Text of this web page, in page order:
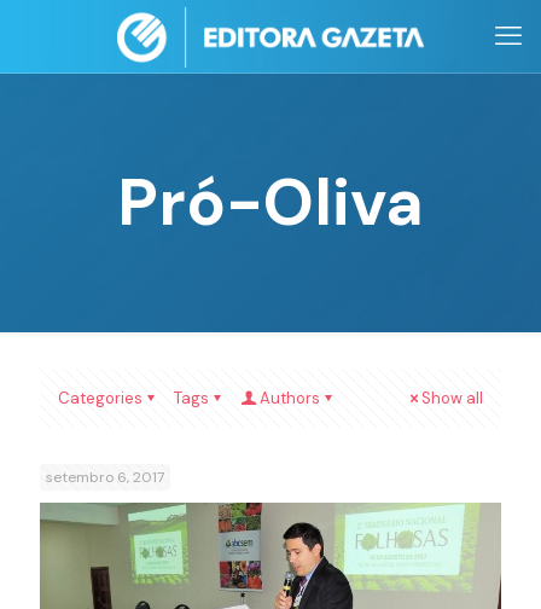
Pró-Oliva
Categories Tags Authors Show all
setembro 6, 2017